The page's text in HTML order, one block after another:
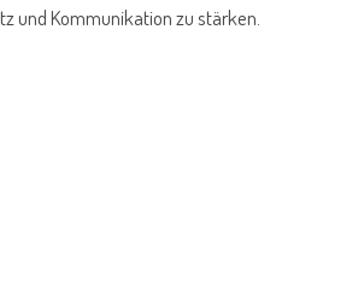
und Kommunikation zu stärken.